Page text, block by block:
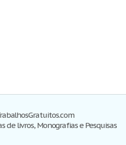
de livros, Monografias e Pesquisas